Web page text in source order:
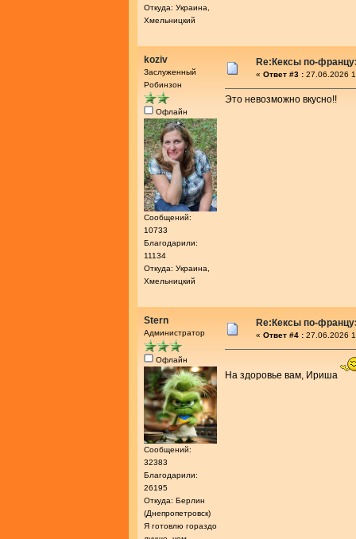
Откуда: Украина,
Хмельницкий
koziv
Заслуженный
Робинзон
Офлайн
Сообщений:
10733
Благодарили:
11134
Откуда: Украина,
Хмельницкий
Re:Кексы по-
« Ответ #3 : 27.06.2026
Это невозможно вкусно!!
Stern
Администратор
Офлайн
Сообщений:
32383
Благодарили:
26195
Откуда: Берлин
(Днепропетровск)
Я готовлю гораздо
Re:Кексы по-
« Ответ #4 : 27.06.2026
На здоровье вам, Ириша